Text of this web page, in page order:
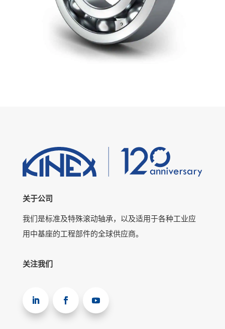
关于公司
我们是标准及特殊滚动轴承，以及适用于各种工业应
用中基座的工程部件的全球供应商。
关注我们